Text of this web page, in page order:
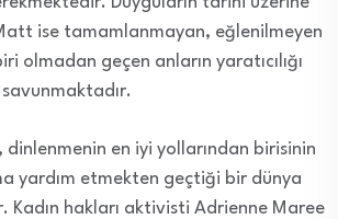
ise tamamlanmayan, eğlenilmeyen
olmadan geçen anların yaratıcılığı
dinlenmenin en iyi yollarından birisinin
yardım etmekten geçtiği bir dünya
Kadın hakları aktivisti Adrienne Maree